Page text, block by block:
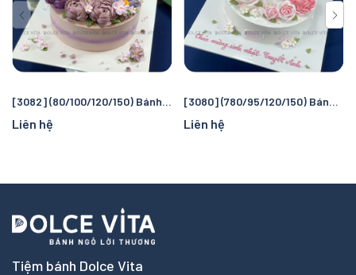
[3082] (80/100/120/150) Bánh kem hoa hồng tone tím tặng sếp, phái nữ
Liên hệ
[3080] (780/95/120/150) Bánh kem hoa hồng tone hồng dành tặng phái nữ
Liên hệ
Tiệm bánh Dolce Vita